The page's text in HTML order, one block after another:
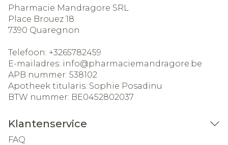
Pharmacie Mandragore SRL
Place Brouez 18
7390 Quaregnon
Telefoon: +3265782459
E-mailadres: info@pharmaciemandragore.be
APB nummer: 538102
Apotheek titularis: Sophie Posadinu
BTW nummer: BE0452802037
Klantenservice
FAQ